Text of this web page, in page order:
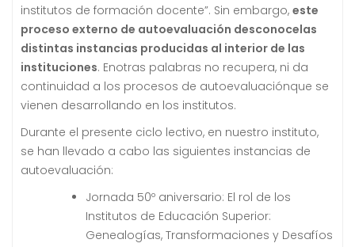
institutos de formación docente”. Sin embargo, este
proceso externo de autoevaluación desconocelas
distintas instancias producidas al interior de las
instituciones. Enotras palabras no recupera, ni da
continuidad a los procesos de autoevaluaciónque se
vienen desarrollando en los institutos.
Durante el presente ciclo lectivo, en nuestro instituto,
se han llevado a cabo las siguientes instancias de
autoevaluación:
Jornada 50º aniversario: El rol de los
Institutos de Educación Superior:
Genealogías, Transformaciones y Desafíos